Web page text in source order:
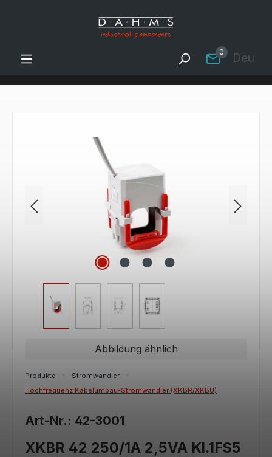
Zum Hauptinhalt springen
0
Bildergalerie überspringen
Abbildung ähnlich
Produkte
Stromwandler
Hochfrequenz Kabelumbau-Stromwandler (XKBR/XKBU)
Art-Nr.: 42-3001
XKBR 42 250/1A 2,5VA Kl.1FS5